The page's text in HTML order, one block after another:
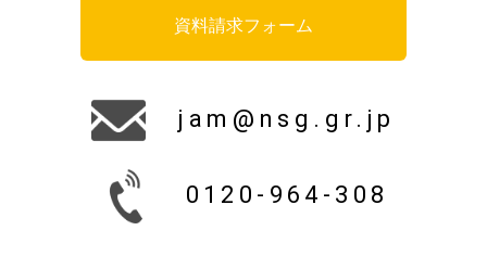
資料請求フォーム
jam@nsg.gr.jp
0120-964-308